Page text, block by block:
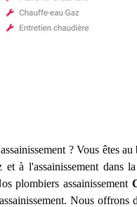
? Vous êtes
et à l'assainissement dans
plombiers assainissement
Nous offrons